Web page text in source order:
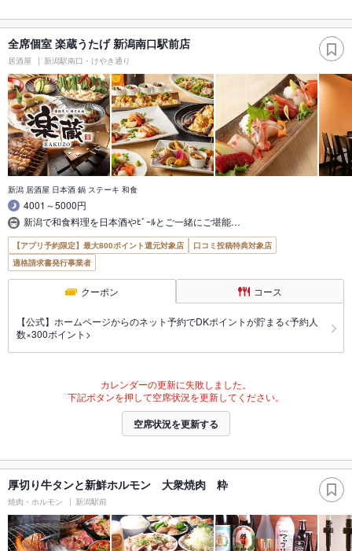
全席個室 楽蔵うたげ 新潟南口駅前店
居酒屋 新潟駅南口・けやき通り
新潟 居酒屋 日本酒 鍋 ステーキ 和食
4001～5000円
新潟で和食料理を日本酒やﾋﾞｰﾙとご一緒にご堪能…
【アプリ予約限定】最大800ポイント還元対象店
口コミ投稿特典対象店
適格請求書発行事業者
クーポン コース
【公式】ホームページからのネット予約でDKポイントが貯まる<予約人
数×300ポイント>
カレンダーの更新に失敗しました。
下記ボタンを押して空席状況を更新してください。
空席状況を更新する
厚切り牛タンと新鮮ホルモン 大衆焼肉 粋
焼肉・ホルモン 新潟駅前